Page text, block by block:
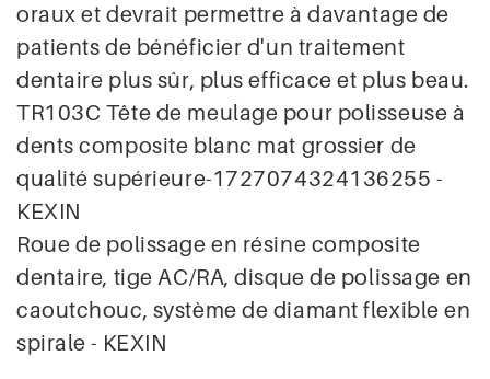
oraux et devrait permettre à davantage de
patients de bénéficier d'un traitement
dentaire plus sûr, plus efficace et plus beau.
TR103C Tête de meulage pour polisseuse à
dents composite blanc mat grossier de
qualité supérieure-1727074324136255 -
KEXIN
Roue de polissage en résine composite
dentaire, tige AC/RA, disque de polissage en
caoutchouc, système de diamant flexible en
spirale - KEXIN